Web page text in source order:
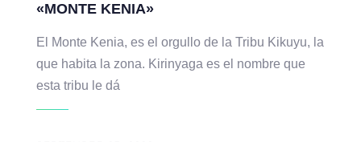
«MONTE KENIA»
El Monte Kenia, es el orgullo de la Tribu Kikuyu, la
que habita la zona. Kirinyaga es el nombre que
esta tribu le dá